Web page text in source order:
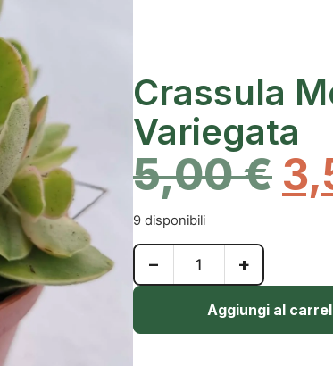
Crassula
Variegata
5,00€
9 disponibili
− +
Aggiungi al